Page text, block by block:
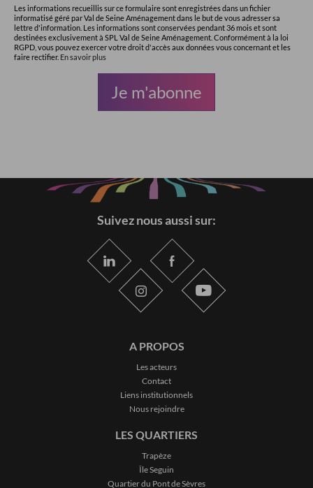
Les informations recueillis sur ce formulaire sont enregistrées dans un fichier
informatisé géré par Val de Seine Aménagement dans le but de vous adresser sa
lettre d'information. Les informations sont conservées pendant 36 mois et sont
destinées exclusivement à SPL Val de Seine Aménagement. Conformément à la loi
RGPD, vous pouvez exercer votre droit d'accès aux données vous concernant et les
faire rectifier. En savoir plus
Suivez nous aussi sur:
A PROPOS
Les acteurs
Contact
Liens institutionnels
Nous rejoindre
LES QUARTIERS
Trapèze
Île Seguin
Quartier du Pont de Sèvres